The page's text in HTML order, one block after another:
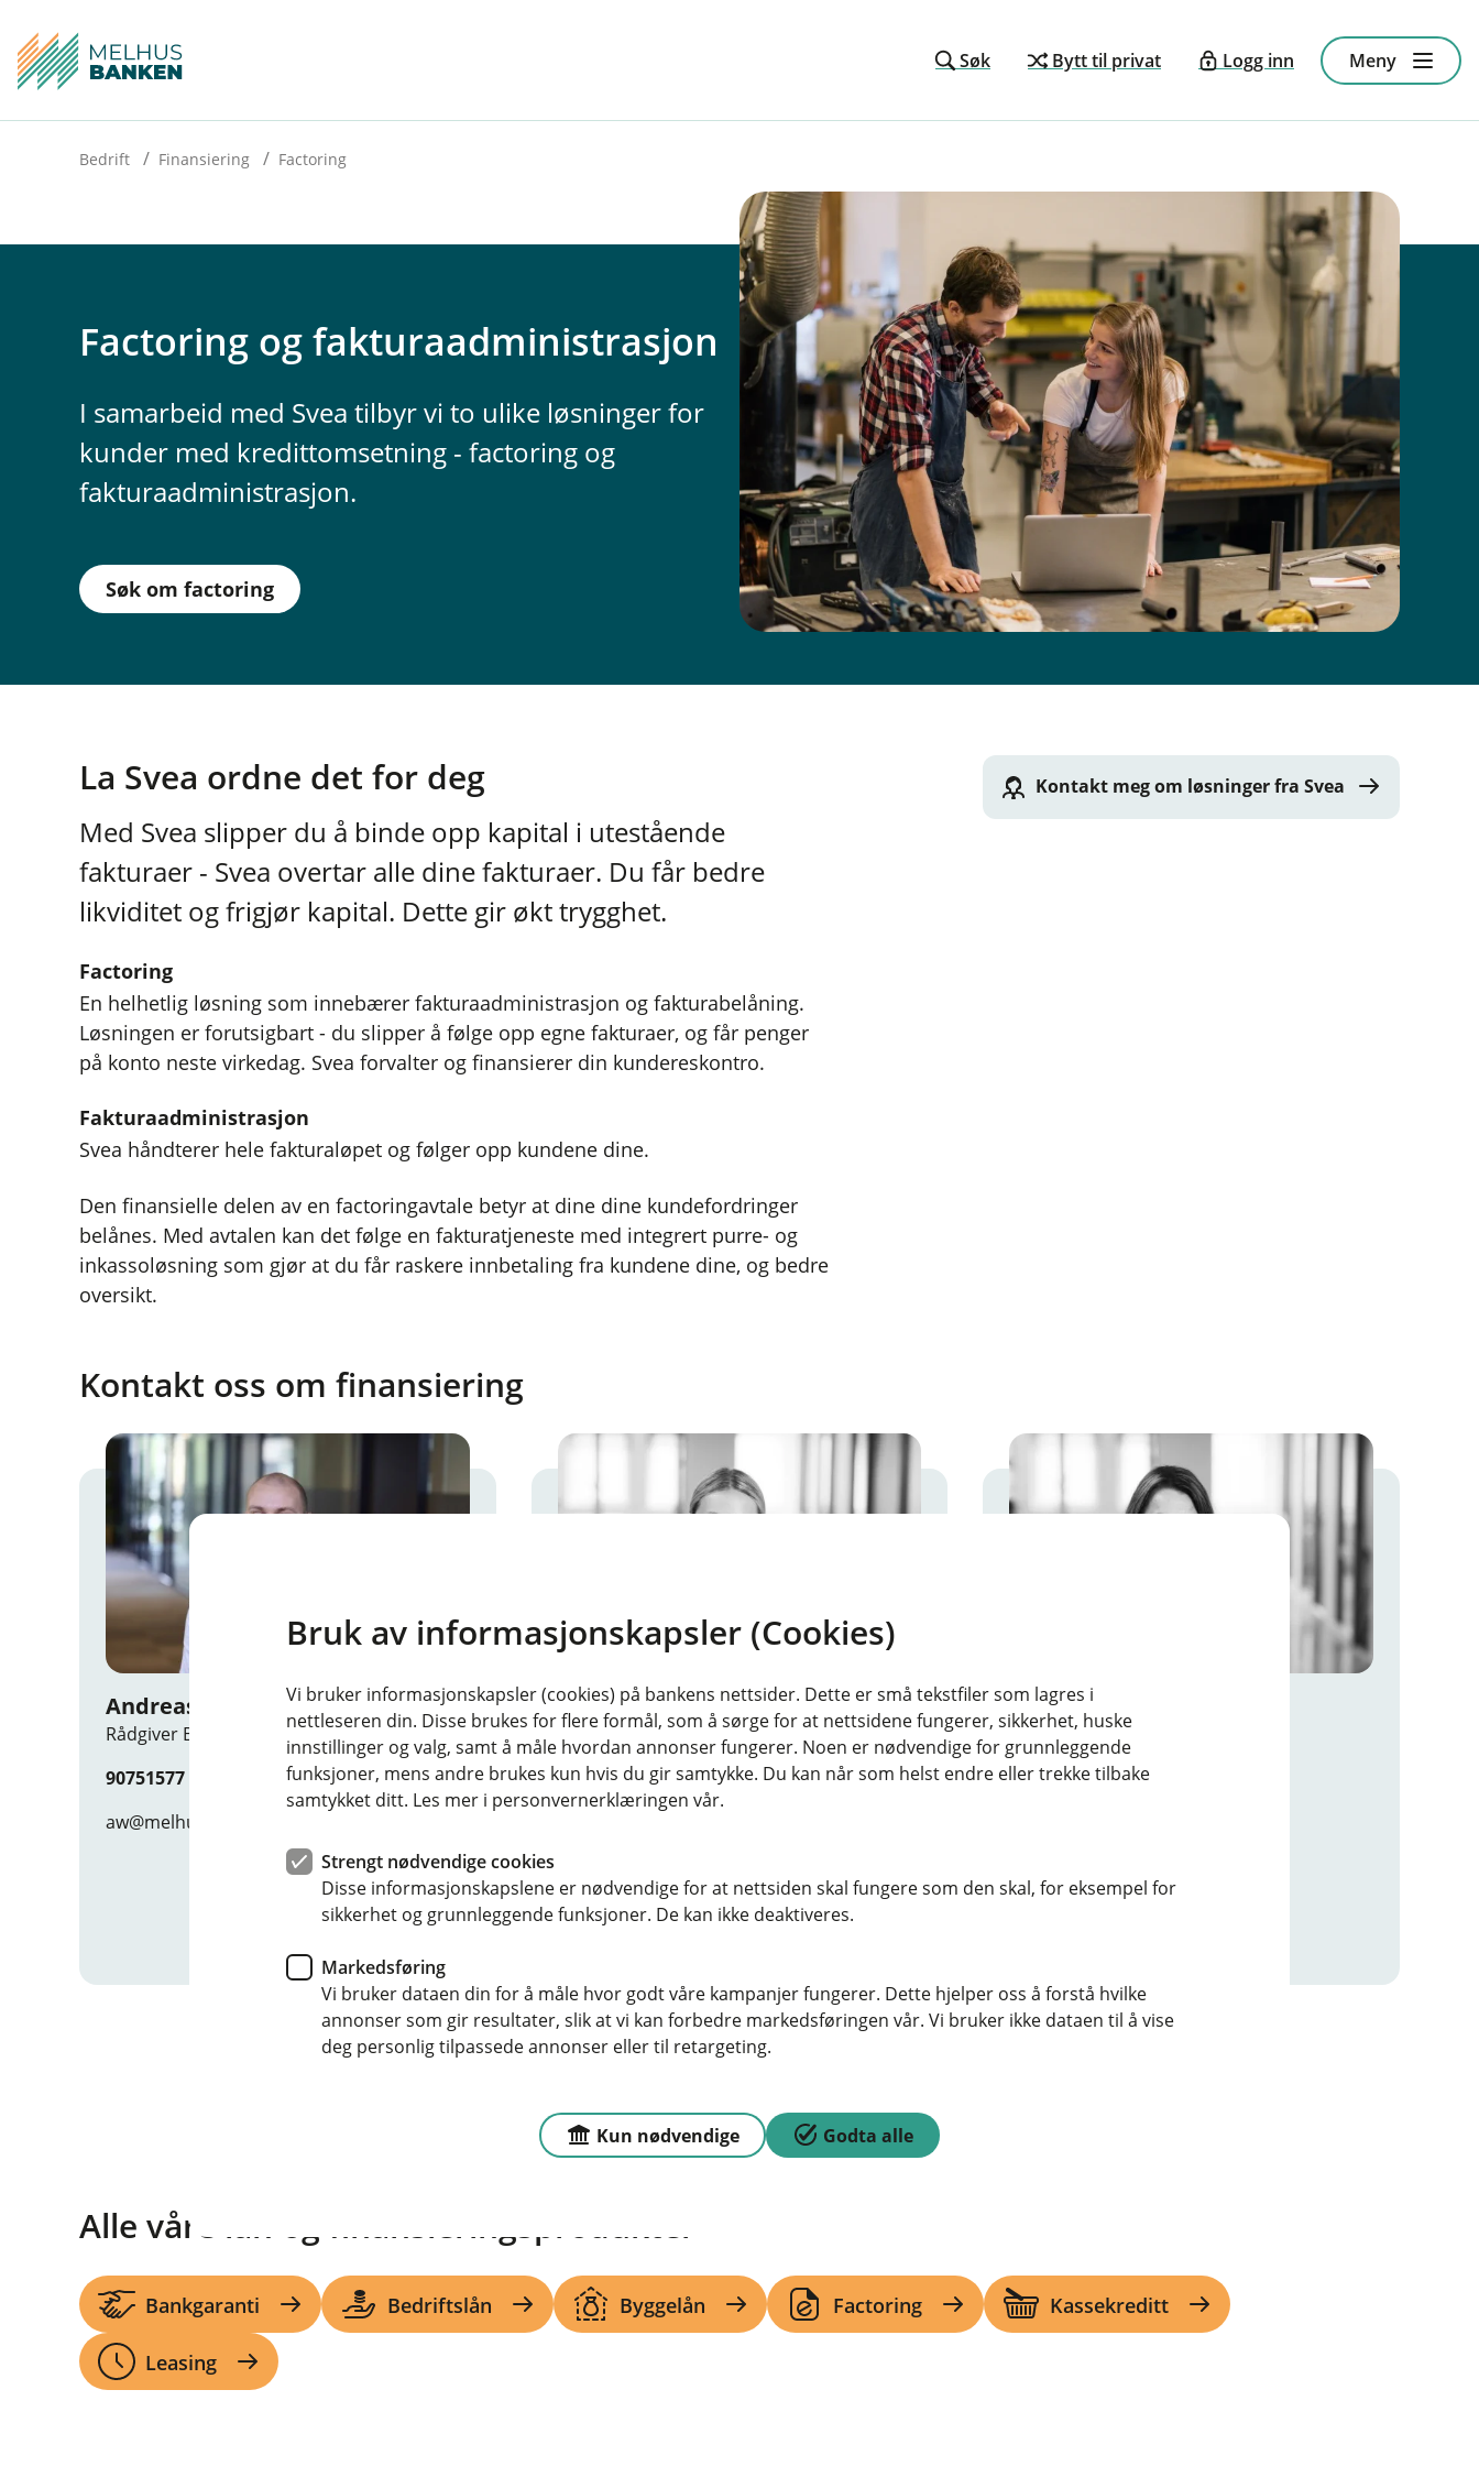
Søk Bytt til privat Logg inn Meny
Bedrift Finansiering Factoring
Factoring og fakturaadministrasjon
I samarbeid med Svea tilbyr vi to ulike løsninger for
kunder med kredittomsetning - factoring og
fakturaadministrasjon.
Søk om factoring
La Svea ordne det for deg
Med Svea slipper du å binde opp kapital i utestående
fakturaer - Svea overtar alle dine fakturaer. Du får bedre
likviditet og frigjør kapital. Dette gir økt trygghet.
Factoring
En helhetlig løsning som innebærer fakturaadministrasjon og fakturabelåning.
Løsningen er forutsigbart - du slipper å følge opp egne fakturaer, og får penger
på konto neste virkedag. Svea forvalter og finansierer din kundereskontro.
Fakturaadministrasjon
Svea håndterer hele fakturaløpet og følger opp kundene dine.
Den finansielle delen av en factoringavtale betyr at dine dine kundefordringer
belånes. Med avtalen kan det følge en fakturatjeneste med integrert purre- og
inkassoløsning som gjør at du får raskere innbetaling fra kundene dine, og bedre
oversikt.
Kontakt meg om løsninger fra Svea
Kontakt oss om finansiering
Andreas Wold
Rådgiver Bedriftsmarked
90751577
aw@melhusbanken.no
Ann Berit Hårstad
Rådgiver Kreditt
96209858
Kreditt
Personforsikring Næringsliv
Berit Barikmo
Rådgiver Bedriftsmarked
92090995
Kreditt
Se flere
Alle våre lån og finansieringsprodukter
Bankgaranti Bedriftslån Byggelån Factoring Kassekreditt
Leasing
Bruk av informasjonskapsler (Cookies)
Vi bruker informasjonskapsler (cookies) på bankens nettsider. Dette er små tekstfiler som lagres i
nettleseren din. Disse brukes for flere formål, som å sørge for at nettsidene fungerer, sikkerhet, huske
innstillinger og valg, samt å måle hvordan annonser fungerer. Noen er nødvendige for grunnleggende
funksjoner, mens andre brukes kun hvis du gir samtykke. Du kan når som helst endre eller trekke tilbake
samtykket ditt. Les mer i personvernerklæringen vår.
Strengt nødvendige cookies
Disse informasjonskapslene er nødvendige for at nettsiden skal fungere som den skal, for eksempel for
sikkerhet og grunnleggende funksjoner. De kan ikke deaktiveres.
Markedsføring
Vi bruker dataen din for å måle hvor godt våre kampanjer fungerer. Dette hjelper oss å forstå hvilke
annonser som gir resultater, slik at vi kan forbedre markedsføringen vår. Vi bruker ikke dataen til å vise
deg personlig tilpassede annonser eller til retargeting.
Kun nødvendige Godta alle